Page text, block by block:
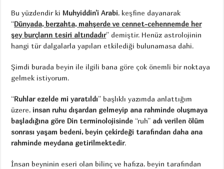
Bu yüzdendir ki Muhyiddin’i Arabi, keşfine dayanarak
“Dünyada, berzahta, mahşerde ve cennet-cehennemde her
şey burçların tesiri altındadır” demiştir. Henüz astrolojinin
hangi tür dalgalarla yapıları etkilediği bulunamasa dahi.
Şimdi burada beyin ile ilgili bana göre çok önemli bir noktaya
gelmek istiyorum.
“Ruhlar ezelde mi yaratıldı” başlıklı yazımda anlattığım
üzere, insan ruhu dışardan gelmeyip ana rahminde oluşmaya
başladığına göre Din terminolojisinde “ruh” adı verilen ölüm
sonrası yaşam bedeni, beyin çekirdeği tarafından daha ana
rahminde meydana getirilmektedir.
İnsan beyninin eseri olan bilinç ve hafıza, beyin tarafından